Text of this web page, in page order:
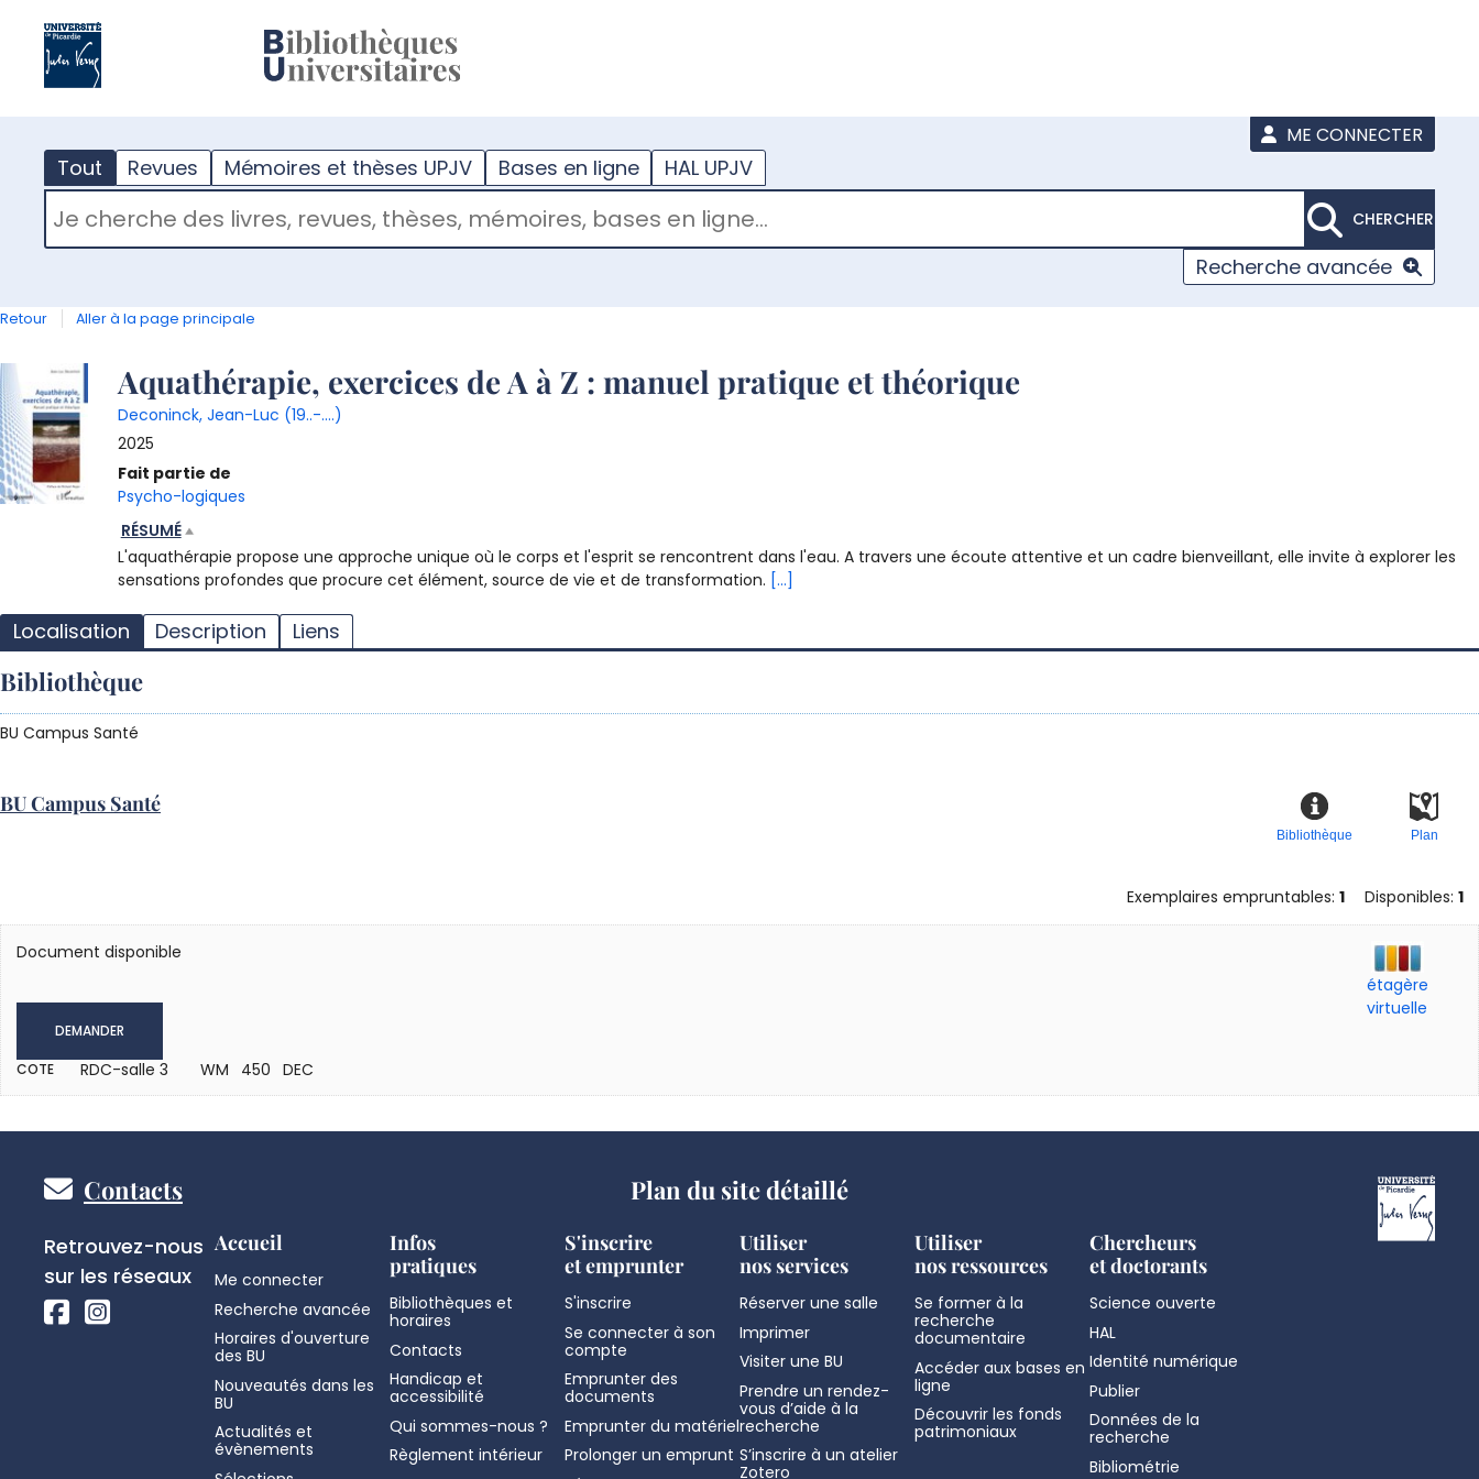
ME CONNECTER
Tout Revues Mémoires et thèses UPJV Bases en ligne HAL UPJV
RECHERCHER DANS "TOUT"
CHERCHER
Recherche avancée
Retour Aller à la page principale
Détail
document
Aquathérapie, exercices de A à Z : manuel pratique et théorique
Deconinck, Jean-Luc (19..-....)
2025
Fait partie de
Psycho-logiques
RÉSUMÉ
L'aquathérapie propose une approche unique où le corps et l'esprit se rencontrent dans l'eau. A travers une écoute attentive et un cadre bienveillant, elle invite à explorer les
sensations profondes que procure cet élément, source de vie et de transformation. [...]
Localisation Description Liens
Bibliothèque
BU Campus Santé
BU Campus Santé
Plan
Bibliothèque
Exemplaires empruntables: 1 Disponibles: 1
Document disponible
DEMANDER
COTE RDC-salle 3 WM 450 DEC
étagère
virtuelle
Pied
de
page
Contacts
Réseaux
sociaux
Retrouvez-nous
sur les réseaux
Plan du site détaillé
Accueil
Me connecter
Recherche avancée
Horaires d'ouverture
des BU
Nouveautés dans les
BU
Actualités et
évènements
Infos
pratiques
Bibliothèques et
horaires
Contacts
Handicap et
accessibilité
Qui sommes-nous ?
Règlement intérieur
S'inscrire
et emprunter
S'inscrire
Se connecter à son
compte
Emprunter des
documents
Emprunter du matériel
Prolonger un emprunt
Utiliser
nos services
Réserver une salle
Imprimer
Visiter une BU
Prendre un rendez-
vous d’aide à la
recherche
S’inscrire à un atelier
Zotero
Utiliser
nos ressources
Se former à la
recherche
documentaire
Accéder aux bases en
ligne
Découvrir les fonds
patrimoniaux
Chercheurs
et doctorants
Science ouverte
HAL
Identité numérique
Publier
Données de la
recherche
Bibliométrie